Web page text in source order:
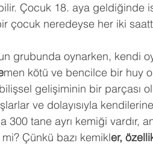
Çocuk 18. aya geldiğinde
çocuk neredeyse her iki
grubunda oynarken, kendi
men kötü ve bencilce bir huy
gelişiminin bir parçası
ve dolayısıyla
300 tane ayrı kemiği vardır,
Çünkü bazı kemikler,